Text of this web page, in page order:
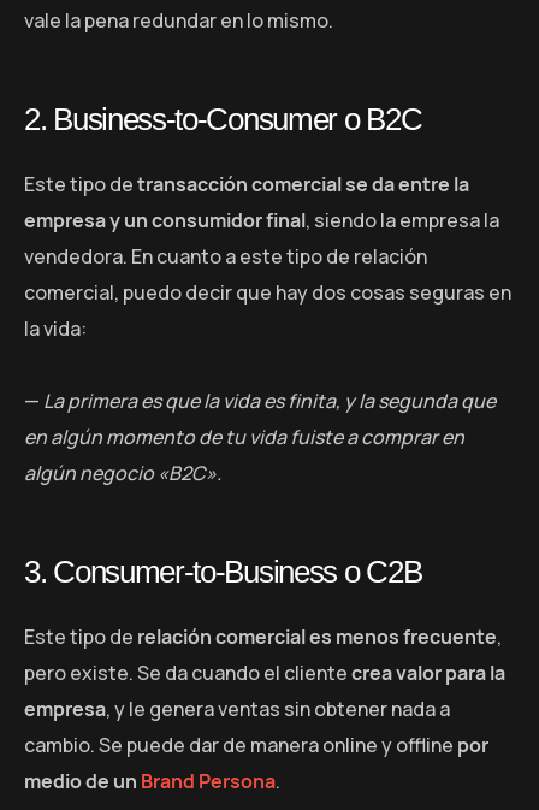
vale la pena redundar en lo mismo.
2. Business-to-Consumer o B2C
Este tipo detransacción comercial se da entre la
empresa y un consumidor final, siendo la empresa la
vendedora. En cuanto a este tipo de relación
comercial, puedo decir que hay dos cosas seguras en
la vida:
— La primera es que la vida es finita, y la segunda que
en algún momento de tu vida fuiste a comprar en
algún negocio «B2C».
3. Consumer-to-Business o C2B
Este tipo de relación comercial es menos frecuente,
pero existe. Se da cuando el clientecrea valor para la
empresa, y le genera ventas sin obtener nada a
cambio. Se puede dar de manera online y offline por
medio de un Brand Persona.